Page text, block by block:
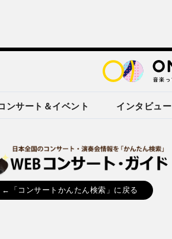
ンサート＆イベント インタビュー
←「コンサートかんたん検索」に戻る